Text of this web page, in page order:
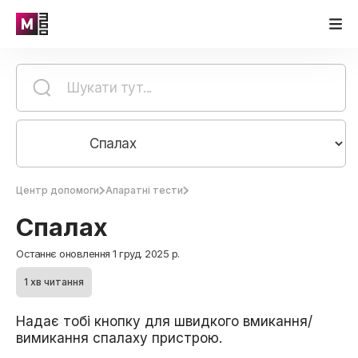
Центр допомоги Апаратні тести
Спалах
Останнє оновлення 1 груд. 2025 р.
1 хв читання
Надає тобі кнопку для швидкого вмикання/
вимикання спалаху пристрою.